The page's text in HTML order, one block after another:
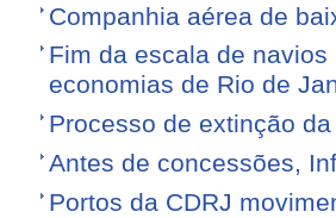
Companhia aérea de
Fim da escala de
economias de Rio de
Processo de extinção
Antes de concessões,
Portos da CDRJ